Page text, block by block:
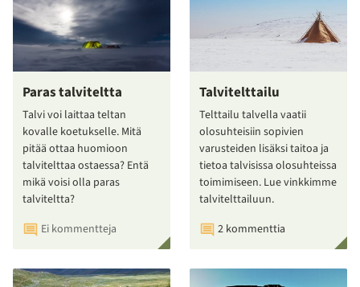
Paras talviteltta
Talvi voi laittaa teltan
kovalle koetukselle. Mitä
pitää ottaa huomioon
talvitelttaa ostaessa? Entä
mikä voisi olla paras
talviteltta?
Ei kommentteja
Talvitelttailu
Telttailu talvella vaatii
olosuhteisiin sopivien
varusteiden lisäksi taitoa ja
tietoa talvisissa olosuhteissa
toimimiseen. Lue vinkkimme
talvitelttailuun.
2 kommenttia